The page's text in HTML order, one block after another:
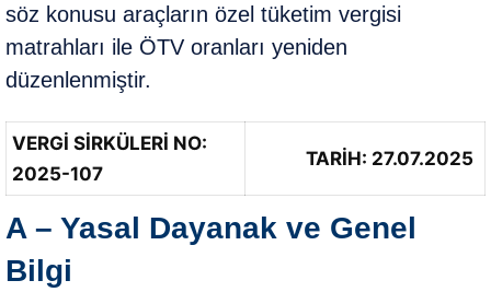
söz konusu araçların özel tüketim vergisi
matrahları ile ÖTV oranları yeniden
düzenlenmiştir.
VERGİ SİRKÜLERİ NO:
2025-107
TARİH: 27.07.2025
A – Yasal Dayanak ve Genel
Bilgi